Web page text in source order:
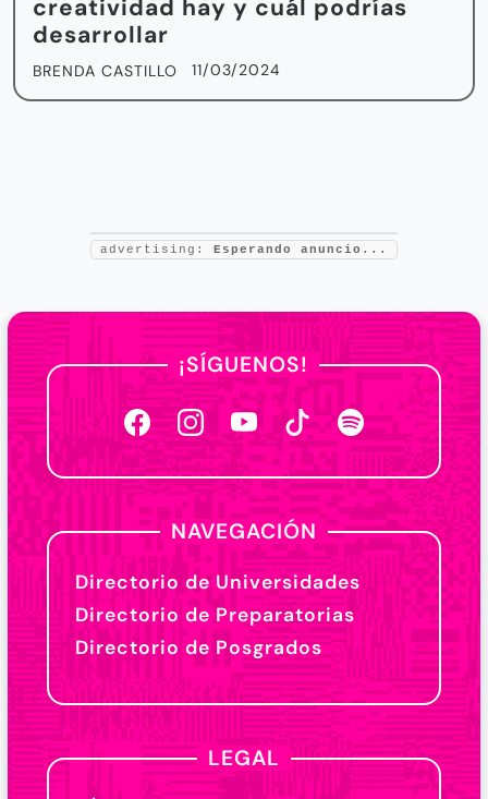
creatividad hay y cuál podrías
desarrollar
BRENDA CASTILLO 11/03/2024
advertising: Esperando anuncio...
¡SÍGUENOS!
NAVEGACIÓN
Directorio de Universidades
Directorio de Preparatorias
Directorio de Posgrados
LEGAL